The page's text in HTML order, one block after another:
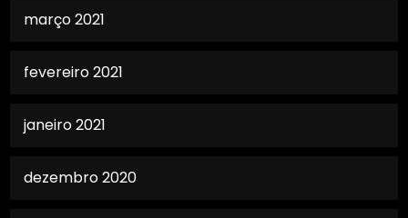
março 2021
fevereiro 2021
janeiro 2021
dezembro 2020